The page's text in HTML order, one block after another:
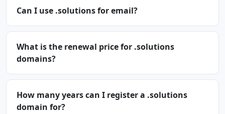
Can I use .solutions for email?
What is the renewal price for .solutions
domains?
How many years can I register a .solutions
domain for?